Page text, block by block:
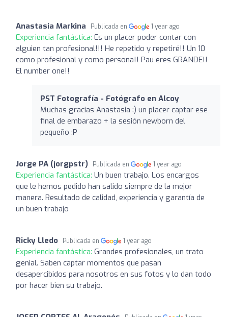
Anastasia Markina Publicada en 1 year ago
Experiencia fantástica: Es un placer poder contar con
alguien tan profesional!!! He repetido y repetiré!! Un 10
como profesional y como persona!! Pau eres GRANDE!!
El number one!!
PST Fotografía - Fotógrafo en Alcoy
Muchas gracias Anastasia :) un placer captar ese
final de embarazo + la sesión newborn del
pequeño :P
Jorge PA (jorgpstr) Publicada en 1 year ago
Experiencia fantástica: Un buen trabajo. Los encargos
que le hemos pedido han salido siempre de la mejor
manera. Resultado de calidad, experiencia y garantía de
un buen trabajo
Ricky Lledo Publicada en 1 year ago
Experiencia fantástica: Grandes profesionales, un trato
genial. Saben captar momentos que pasan
desapercibidos para nosotros en sus fotos y lo dan todo
por hacer bien su trabajo.